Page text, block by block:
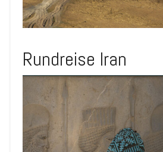
Rundreise Iran